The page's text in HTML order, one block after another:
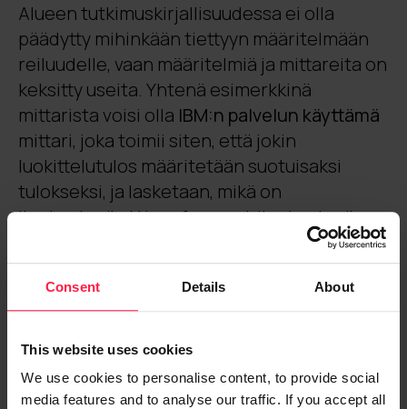
Consent Details About
This website uses cookies
We use cookies to personalise content, to provide social
media features and to analyse our traffic. If you accept all
Alueen tutkimuskirjallisuudessa ei olla
päädytty mihinkään tiettyyn määritelmään
reiluudelle, vaan määritelmiä ja mittareita on
keksitty useita. Yhtenä esimerkkinä
mittarista voisi olla IBM:n palvelun käyttämä
mittari, joka toimii siten, että jokin
luokittelutulos määritetään suotuisaksi
tulokseksi, ja lasketaan, mikä on
ihmisryhmän X ja referenssi-ihmisryhmän
suotuisten luokittelutulosten osuuksien
suhde, esim. työnhaussa (kuinka suuri osa
hakeneista naisista rekrytointiin) / (kuinka
suuri osa hakeneista miehistä rekrytointiin).
Jos tämä suhdeluku on arvoltaan noin yksi,
on kyseessä reilu luokittelu kyseisen mittarin
mukaan.